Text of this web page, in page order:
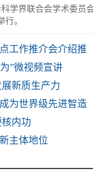
学界联合会学术委员
行。
工作推介会介绍推
”微视频宣讲
新质生产力
为世界级先进智造
内功
主体地位